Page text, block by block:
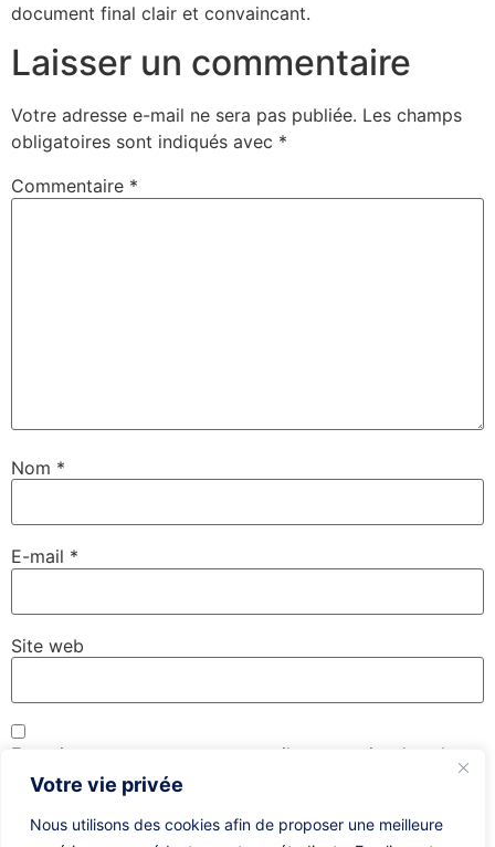
Votre vie privée
Nous utilisons des cookies afin de proposer une meilleure
document final clair et convaincant.
Laisser un commentaire
Votre adresse e-mail ne sera pas publiée. Les champs
obligatoires sont indiqués avec *
Commentaire *
Nom *
E-mail *
Site web
Enregistrer mon nom, mon e-mail et mon site dans le
navigateur pour mon prochain commentaire.